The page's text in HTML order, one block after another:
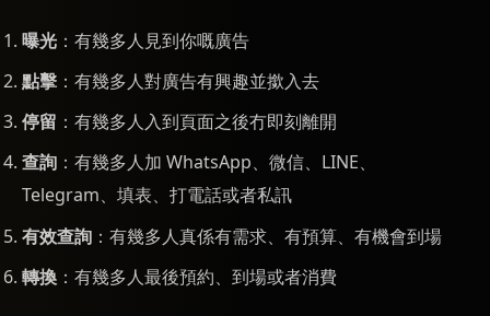
曝光 ：有幾多人見到你嘅廣告
點擊 ：有幾多人對廣告有興趣並撳入去
停留 ：有幾多人入到頁面之後冇即刻離開
查詢 ：有幾多人加 WhatsApp、微信、LINE、
Telegram、填表、打電話或者私訊
有效查詢 ：有幾多人真係有需求、有預算、有機會到場
轉換 ：有幾多人最後預約、到場或者消費